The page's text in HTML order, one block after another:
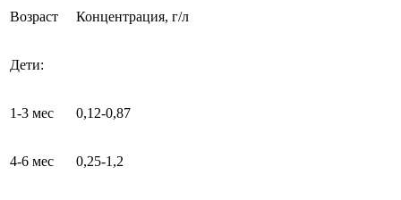
Возраст Концентрация, г/л
Дети:
1-3 мес 0,12-0,87
4-6 мес 0,25-1,2